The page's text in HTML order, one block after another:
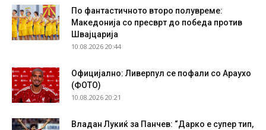
По фантастичното второ полувреме:
Македонија со пресврт до победа против
Швајцарија
10.08.2026 20:44
Официјално: Ливерпул се пофали со Араухо
(ФОТО)
10.08.2026 20:21
Владан Лукиќ за Панчев: “Дарко е супер тип,